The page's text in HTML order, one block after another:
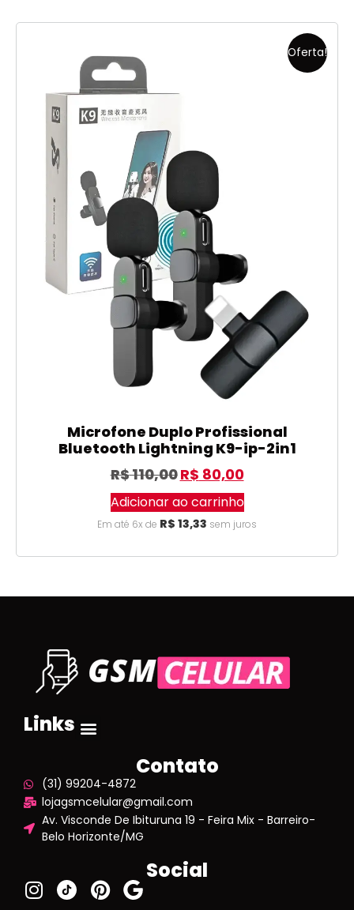
Oferta!
Microfone Duplo Profissional
Bluetooth Lightning K9-ip-2in1
R$110,00R$ 80,00
Adicionar ao carrinho
Em até 6x de R$ 13,33 sem juros
Links
Contato
(31) 99204-4872
lojagsmcelular@gmail.com
Av. Visconde De Ibituruna 19 - Feira Mix - Barreiro-
Belo Horizonte/MG
Social